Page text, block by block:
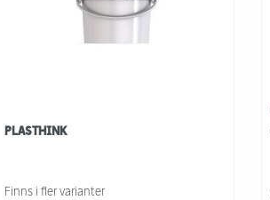
PLASTHINK
Finns i fler varianter